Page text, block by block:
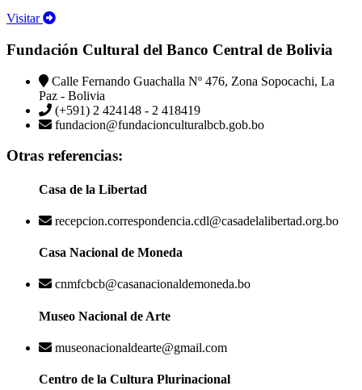
Visitar
Fundación Cultural del Banco Central de Bolivia
Calle Fernando Guachalla Nº 476, Zona Sopocachi, La
Paz - Bolivia
(+591) 2 424148 - 2 418419
fundacion@fundacionculturalbcb.gob.bo
Otras referencias:
Casa de la Libertad
recepcion.correspondencia.cdl@casadelalibertad.org.bo
Casa Nacional de Moneda
cnmfcbcb@casanacionaldemoneda.bo
Museo Nacional de Arte
museonacionaldearte@gmail.com
Centro de la Cultura Plurinacional